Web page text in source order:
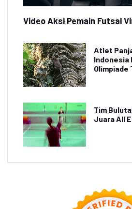
Video Aksi Pemain Futsal
Atlet
Indonesia
Olimpiade
Tim
Juara All